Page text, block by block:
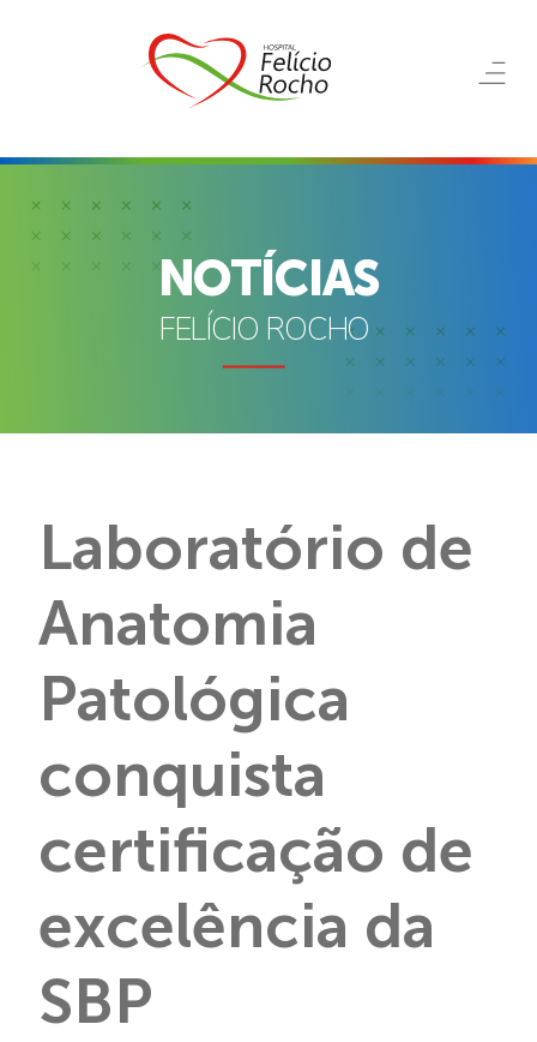
NOTÍCIAS
FELÍCIO ROCHO
Laboratório de
Anatomia
Patológica
conquista
certificação de
excelência da
SBP